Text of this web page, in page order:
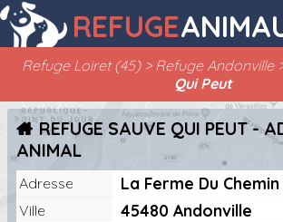
REFUGE
Refuge Loiret (45) Refuge Andonville
Qui Peut
REFUGE SAUVE QUI PEUT -
ANIMAL
Adresse La Ferme Du
Ville 45480 Andonville